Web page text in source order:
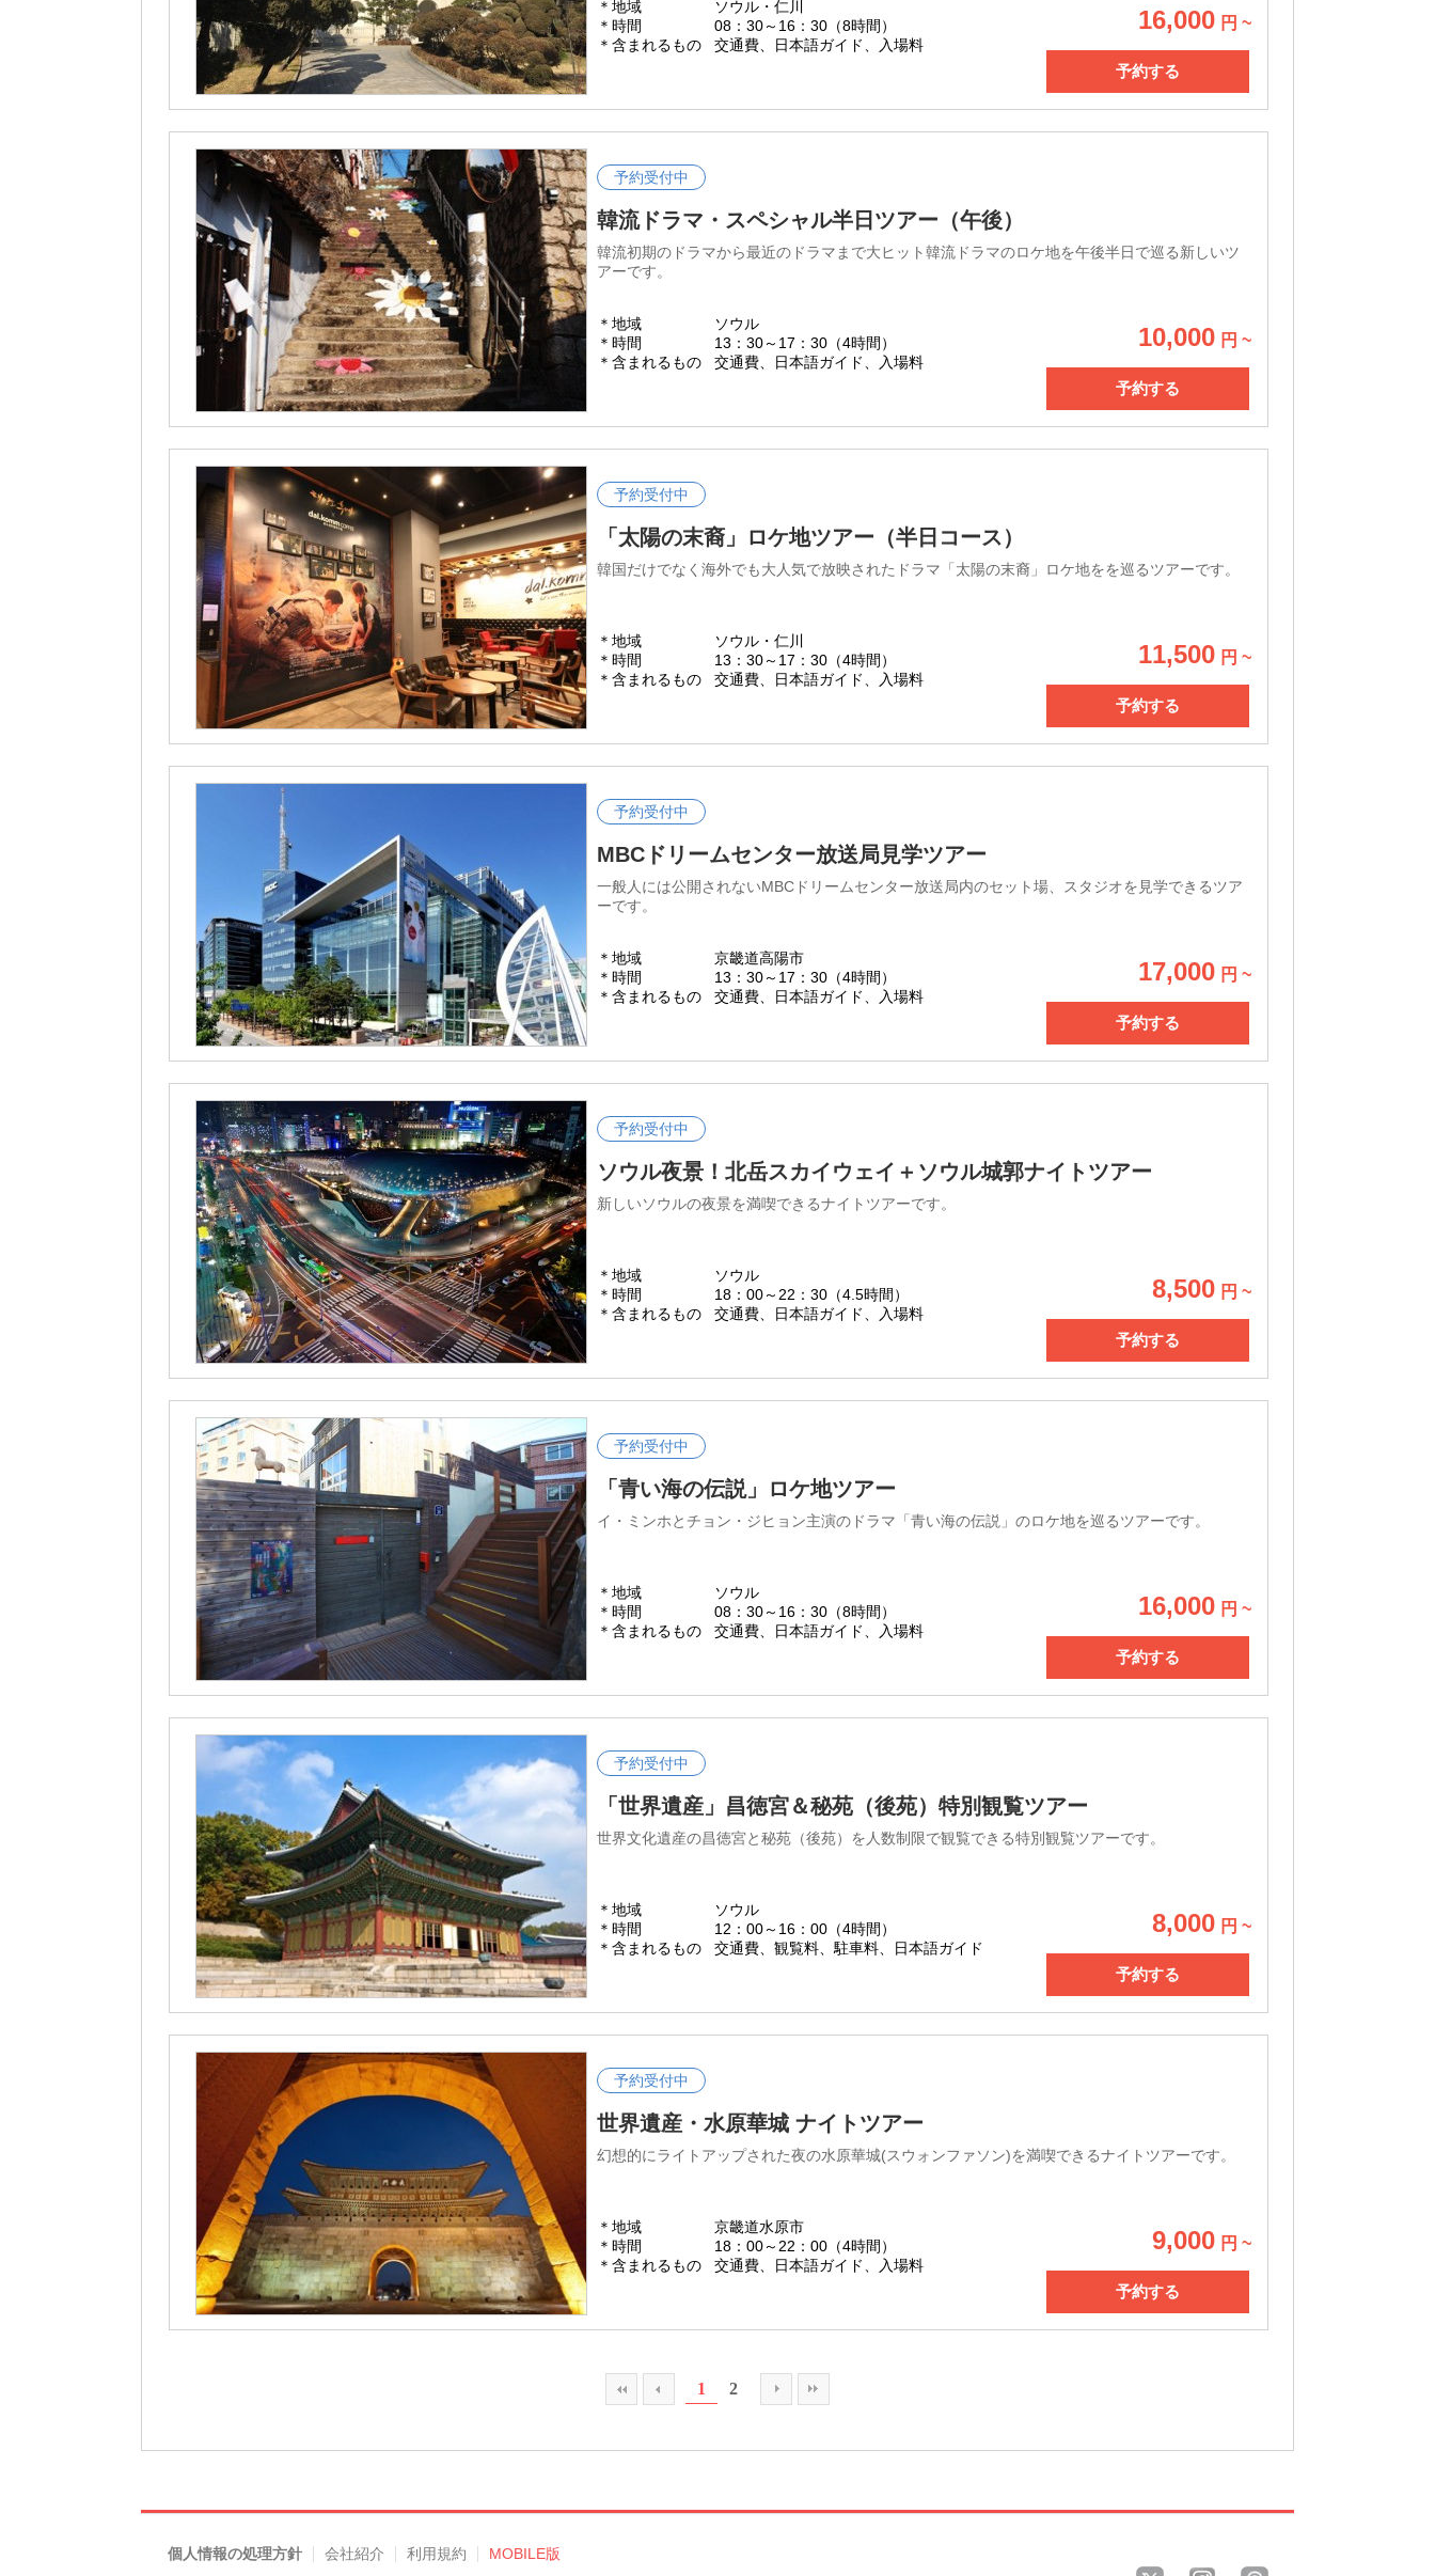
＊地域
ソウル・仁川
＊時間
08：30～16：30（8時間）
＊含まれるもの
交通費、日本語ガイド、入場料
16,000 円 ~
予約する
予約受付中
韓流ドラマ・スペシャル半日ツアー（午後）
韓流初期のドラマから最近のドラマまで大ヒット韓流ドラマのロケ地を午後半日で巡る新しいツ
アーです。
＊地域
ソウル
＊時間
13：30～17：30（4時間）
＊含まれるもの
交通費、日本語ガイド、入場料
10,000 円 ~
予約する
予約受付中
「太陽の末裔」ロケ地ツアー（半日コース）
韓国だけでなく海外でも大人気で放映されたドラマ「太陽の末裔」ロケ地をを巡るツアーです。
＊地域
ソウル・仁川
＊時間
13：30～17：30（4時間）
＊含まれるもの
交通費、日本語ガイド、入場料
11,500 円 ~
予約する
予約受付中
MBCドリームセンター放送局見学ツアー
一般人には公開されないMBCドリームセンター放送局内のセット場、スタジオを見学できるツア
ーです。
＊地域
京畿道高陽市
＊時間
13：30～17：30（4時間）
＊含まれるもの
交通費、日本語ガイド、入場料
17,000 円 ~
予約する
予約受付中
ソウル夜景！北岳スカイウェイ＋ソウル城郭ナイトツアー
新しいソウルの夜景を満喫できるナイトツアーです。
＊地域
ソウル
＊時間
18：00～22：30（4.5時間）
＊含まれるもの
交通費、日本語ガイド、入場料
8,500 円 ~
予約する
予約受付中
「青い海の伝説」ロケ地ツアー
イ・ミンホとチョン・ジヒョン主演のドラマ「青い海の伝説」のロケ地を巡るツアーです。
＊地域
ソウル
＊時間
08：30～16：30（8時間）
＊含まれるもの
交通費、日本語ガイド、入場料
16,000 円 ~
予約する
予約受付中
「世界遺産」昌徳宮＆秘苑（後苑）特別観覧ツアー
世界文化遺産の昌徳宮と秘苑（後苑）を人数制限で観覧できる特別観覧ツアーです。
＊地域
ソウル
＊時間
12：00～16：00（4時間）
＊含まれるもの
交通費、観覧料、駐車料、日本語ガイド
8,000 円 ~
予約する
予約受付中
世界遺産・水原華城 ナイトツアー
幻想的にライトアップされた夜の水原華城(スウォンファソン)を満喫できるナイトツアーです。
＊地域
京畿道水原市
＊時間
18：00～22：00（4時間）
＊含まれるもの
交通費、日本語ガイド、入場料
9,000 円 ~
予約する
1 2
個人情報の処理方針 会社紹介 利用規約 MOBILE版